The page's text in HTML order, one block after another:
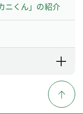
ニくん」の紹介